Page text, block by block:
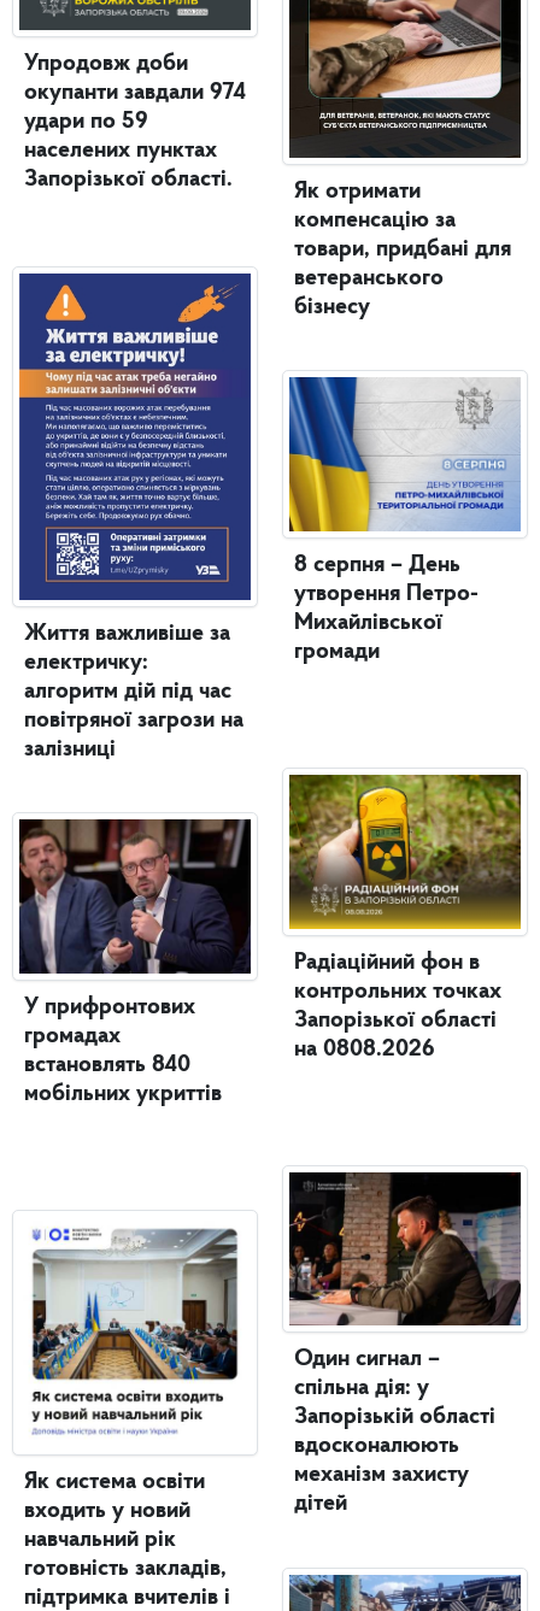
Упродовж доби
окупанти завдали 974
удари по 59
населених пунктах
Запорізької області.
Життя важливіше за
електричку:
алгоритм дій під час
повітряної загрози на
залізниці
У прифронтових
громадах
встановлять 840
мобільних укриттів
Як система освіти
входить у новий
навчальний рік
готовність закладів,
підтримка вчителів і
Як отримати
компенсацію за
товари, придбані для
ветеранського
бізнесу
8 серпня – День
утворення Петро-
Михайлівської
громади
Радіаційний фон в
контрольних точках
Запорізької області
на 0808.2026
Один сигнал –
спільна дія: у
Запорізькій області
вдосконалюють
механізм захисту
дітей